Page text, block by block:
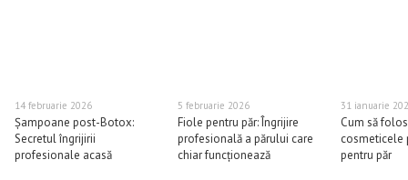
14 februarie 2026
Șampoane post-Botox:
Secretul îngrijirii
profesionale acasă
5 februarie 2026
Fiole pentru păr: Îngrijire
profesională a părului care
chiar funcționează
31 ianuarie
Cum să
cosmeticele
pentru păr